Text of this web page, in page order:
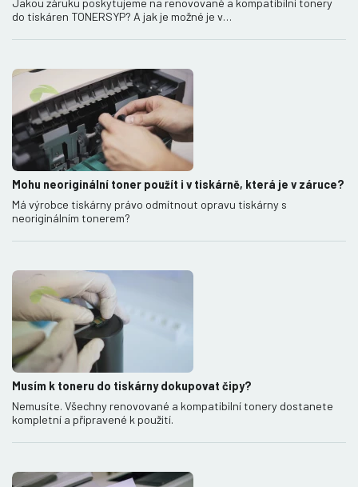
Jakou záruku poskytujeme na renovované a kompatibilní tonery
do tiskáren TONERSYP? A jak je možné je v…
Mohu neoriginální toner použít i v tiskárně, která je v záruce?
Má výrobce tiskárny právo odmítnout opravu tiskárny s
neoriginálním tonerem?
Musím k toneru do tiskárny dokupovat čipy?
Nemusíte. Všechny renovované a kompatibilní tonery dostanete
kompletní a připravené k použití.